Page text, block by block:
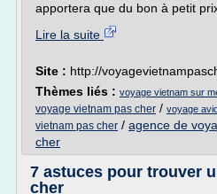
apportera que du bon à petit prix
Lire la suite
Site : http://
Thèmes liés : voyage vietnam sur
voyage vietnam pas cher / voyage
vietnam pas cher / agence de
cher
7 astuces pour trouver
cher